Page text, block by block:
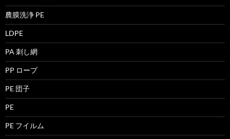
農膜洗浄 PE
LDPE
PA 刺し網
PP ロープ
PE 団子
PE
PE フイルム